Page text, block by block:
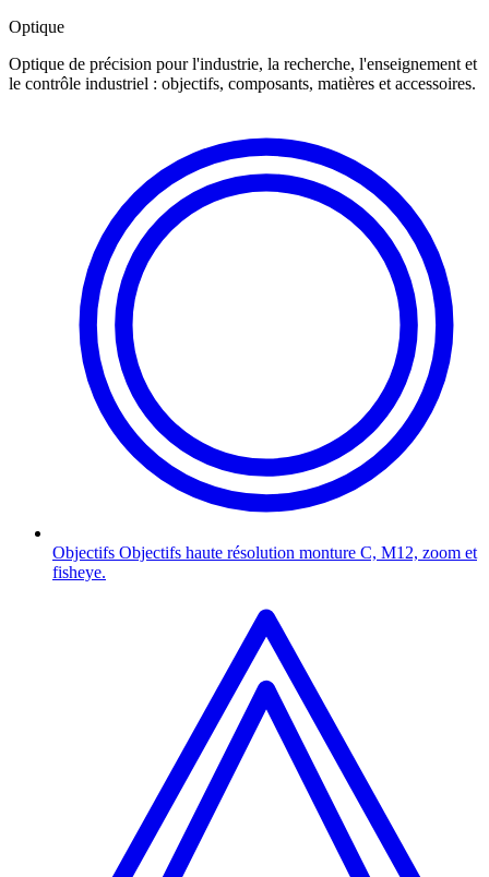
Optique
Optique de précision pour l'industrie, la recherche, l'enseignement et
le contrôle industriel : objectifs, composants, matières et accessoires.
Objectifs Objectifs haute résolution monture C, M12, zoom et
fisheye.